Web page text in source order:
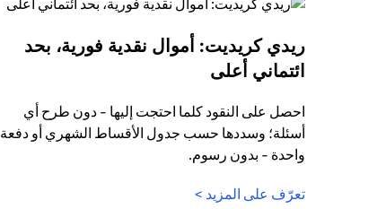
ريدي كريديت: أموال نقدية فورية، بحد
ائتماني أعلى
احصل على النقود كلما احتجت إليها - دون طرح أي
أسئلة؛ وسددها حسب جدول الأقساط الشهري أو دفعة
واحدة - بدون رسوم.
تعرّف على المزيد >